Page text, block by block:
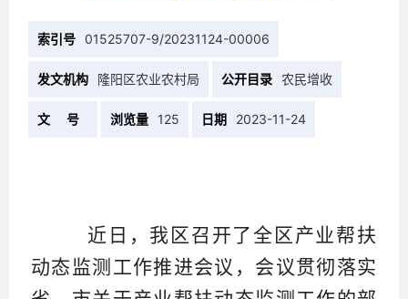
索引号 01525707-9/20231124-00006
发文机构 隆阳区农业农村局 公开目录 农民增收
文 号 浏览量 125 日期 2023-11-24
近日，我区召开了全区产业帮扶
动态监测工作推进会议，会议贯彻落实